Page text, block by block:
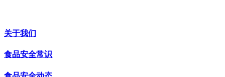
关于我们
食品安全常识